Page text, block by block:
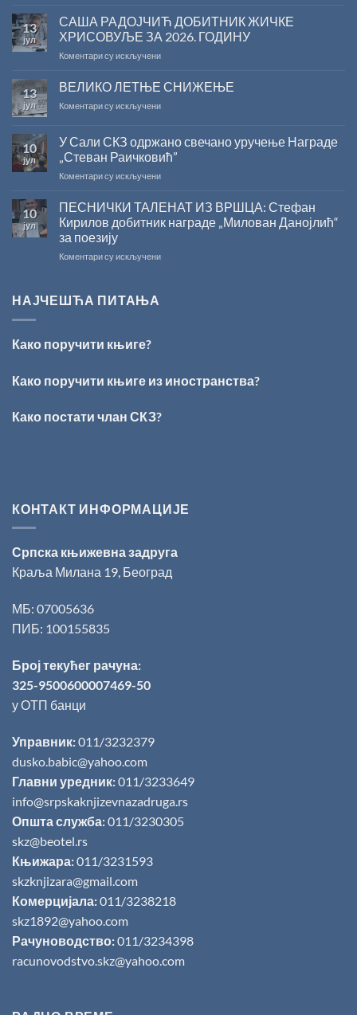
поводом
резултата
конкурса
Министарства
за
капиталних
на
српском
13
јул
САША РАДОЈЧИЋ ДОБИТНИК ЖИЧКЕ
ХРИСОВУЉЕ ЗА 2026. ГОДИНУ
Коментари су искљученина
РАДОЈЧИЋ
ЖИЧКЕ
2026.
ГОДИНУ
13
јул
ВЕЛИКО ЛЕТЊЕ СНИЖЕЊЕ
Коментари су искљученина
СНИЖЕЊЕ
10
јул
У Сали СКЗ одржано свечано уручење Награде
„Стеван Раичковић”
Коментари су искљученина
Сали
одржано
уручење
10
јул
ПЕСНИЧКИ ТАЛЕНАТ ИЗ ВРШЦА: Стефан
Кирилов добитник награде „Милован Данојлић“
за поезију
Коментари су искљученина
„Милован
поезију
НАЈЧЕШЋА ПИТАЊА
Како поручити књиге?
Како поручити књиге из иностранства?
Како постати члан СКЗ?
КОНТАКТ ИНФОРМАЦИЈЕ
Српска књижевна задруга
Краља Милана 19, Београд
МБ: 07005636
ПИБ: 100155835
Број текућег рачуна:
325-9500600007469-50
у ОТП банци
Управник:011/3232379
dusko.babic@yahoo.com
Главни уредник:011/3233649
info@srpskaknjizevnazadruga.rs
Општа служба:011/3230305
skz@beotel.rs
Књижара:011/3231593
skzknjizara@gmail.com
Комерцијала:011/3238218
skz1892@yahoo.com
Рачуноводство:011/3234398
racunovodstvo.skz@yahoo.com